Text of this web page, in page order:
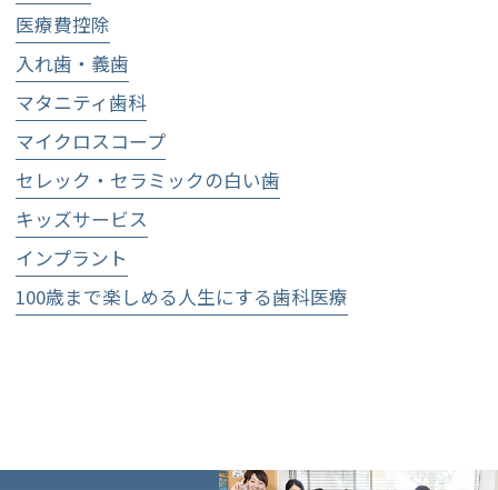
医療費控除
入れ歯・義歯
マタニティ歯科
マイクロスコープ
セレック・セラミックの白い歯
キッズサービス
インプラント
100歳まで楽しめる人生にする歯科医療